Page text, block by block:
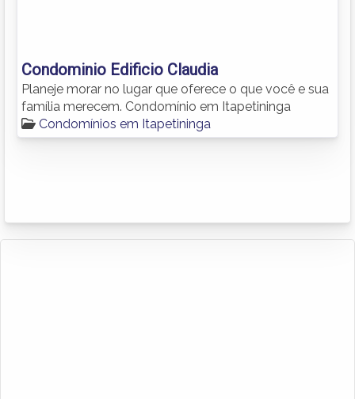
Condominio Edificio Claudia
Planeje morar no lugar que oferece o que você e sua
família merecem. Condomínio em Itapetininga
Condomínios em Itapetininga